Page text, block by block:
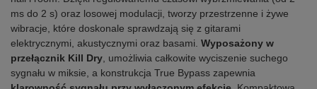
ms do 2 s) oraz losowej modulacji, tworzy przestrzenne i żywe
wibracje, które doskonale sprawdzają się z gitarami
elektrycznymi, akustycznymi oraz basami. Wyposażony w
przełącznik Kill Dry , umożliwia całkowite wyciszenie suchego
sygnału w miksie, a konstrukcja True Bypass zapewnia